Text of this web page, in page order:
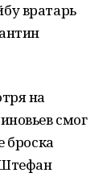
вратарь
на
смог
броска